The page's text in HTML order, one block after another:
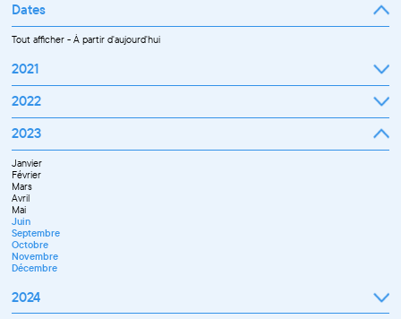
Dates
Tout afficher-À partir d'aujourd'hui
2021
Septembre
Novembre
Décembre
2022
Janvier
Mars
Avril
Mai
Juin
Juillet
Septembre
Octobre
Novembre
Décembre
2023
Janvier
Février
Mars
Avril
Mai
Juin
Septembre
Octobre
Novembre
Décembre
2024